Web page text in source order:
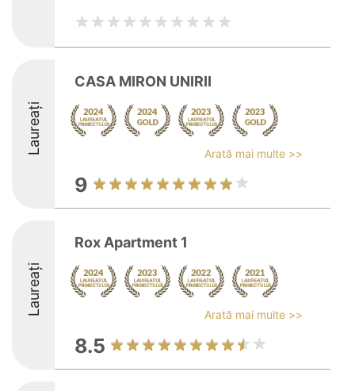
Laureați
CASA MIRON UNIRII
Arată mai multe >>
9
Laureați
Rox Apartment 1
Arată mai multe >>
8.5